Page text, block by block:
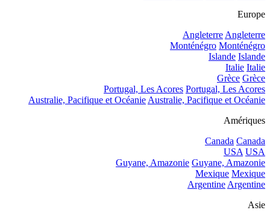
Europe
AngleterreAngleterre
Monténégro Monténégro
Islande Islande
Italie Italie
Grèce Grèce
Portugal, Les Acores Portugal, Les Acores
Australie, Pacifique et OcéanieAustralie, Pacifique et Océanie
Amériques
Canada Canada
USA USA
Guyane, Amazonie Guyane, Amazonie
Mexique Mexique
ArgentineArgentine
Asie